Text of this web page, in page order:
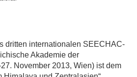
dritten internationalen SEECHAC-
Akademie der
November 2013, Wien) ist dem